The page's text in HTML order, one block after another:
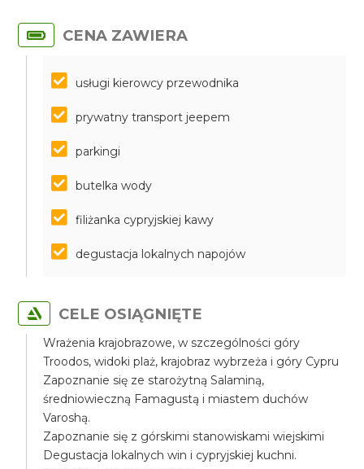
CENA ZAWIERA
usługi kierowcy przewodnika
prywatny transport jeepem
parkingi
butelka wody
filiżanka cypryjskiej kawy
degustacja lokalnych napojów
CELE OSIĄGNIĘTE
Wrażenia krajobrazowe, w szczególności góry
Troodos, widoki plaż, krajobraz wybrzeża i góry Cypru
Zapoznanie się ze starożytną Salaminą,
średniowieczną Famagustą i miastem duchów
Varoshą.
Zapoznanie się z górskimi stanowiskami wiejskimi
Degustacja lokalnych win i cypryjskiej kuchni.